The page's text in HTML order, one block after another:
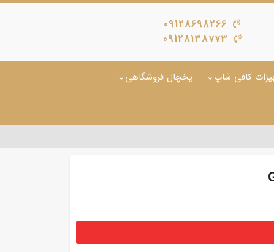
09128698266
09128138773
کافی شاپ یخچال فروشگاهی